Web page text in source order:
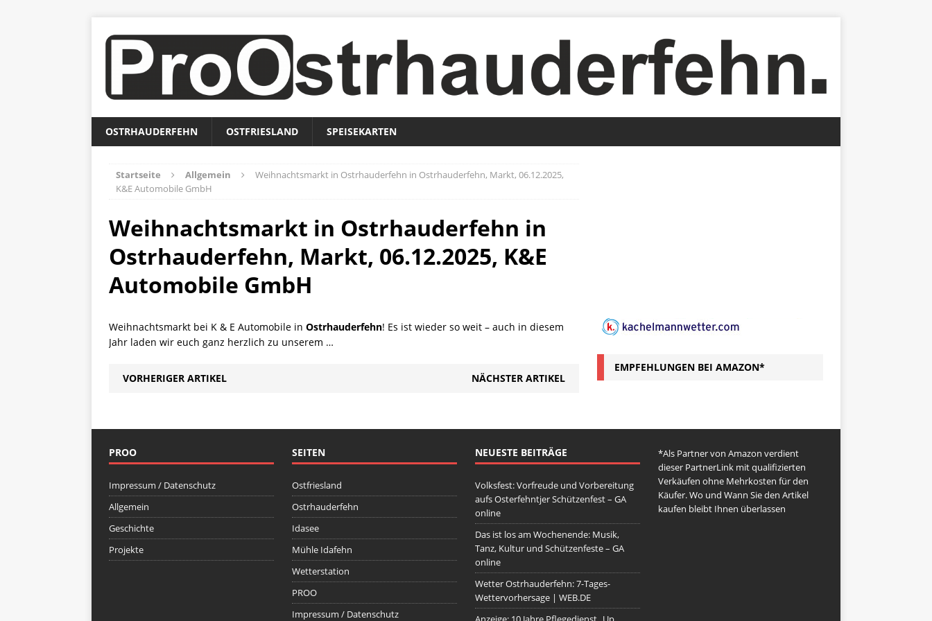
OSTRHAUDERFEHN OSTFRIESLAND SPEISEKARTEN
Startseite Allgemein
Weihnachtsmarkt in Ostrhauderfehn in Ostrhauderfehn, Markt, 06.12.2025,
K&E Automobile GmbH
Weihnachtsmarkt in Ostrhauderfehn in
Ostrhauderfehn, Markt, 06.12.2025, K&E
Automobile GmbH
Weihnachtsmarkt bei K & E Automobile in Ostrhauderfehn! Es ist wieder so weit – auch in diesem
Jahr laden wir euch ganz herzlich zu unserem …
VORHERIGER ARTIKEL NÄCHSTER ARTIKEL
EMPFEHLUNGEN BEI AMAZON*
PROO
Impressum / Datenschutz
Allgemein
Geschichte
Projekte
SEITEN
Ostfriesland
Ostrhauderfehn
Idasee
Mühle Idafehn
Wetterstation
PROO
Impressum / Datenschutz
NEUESTE BEITRÄGE
Volksfest: Vorfreude und Vorbereitung
aufs Osterfehntjer Schützenfest – GA
online
Das ist los am Wochenende: Musik,
Tanz, Kultur und Schützenfeste – GA
online
Wetter Ostrhauderfehn: 7-Tages-
Wettervorhersage | WEB.DE
*Als Partner von Amazon verdient
dieser PartnerLink mit qualifizierten
Verkäufen ohne Mehrkosten für den
Käufer. Wo und Wann Sie den Artikel
kaufen bleibt Ihnen überlassen